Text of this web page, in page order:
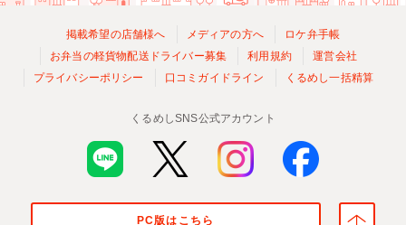
掲載希望の店舗様へ メディアの方へ
ロケ弁手帳
お弁当の軽貨物配送ドライバー募集
利用規約
運営会社
プライバシーポリシー
口コミガイドライン くるめし一括精算
くるめしSNS公式アカウント
PC版はこちら